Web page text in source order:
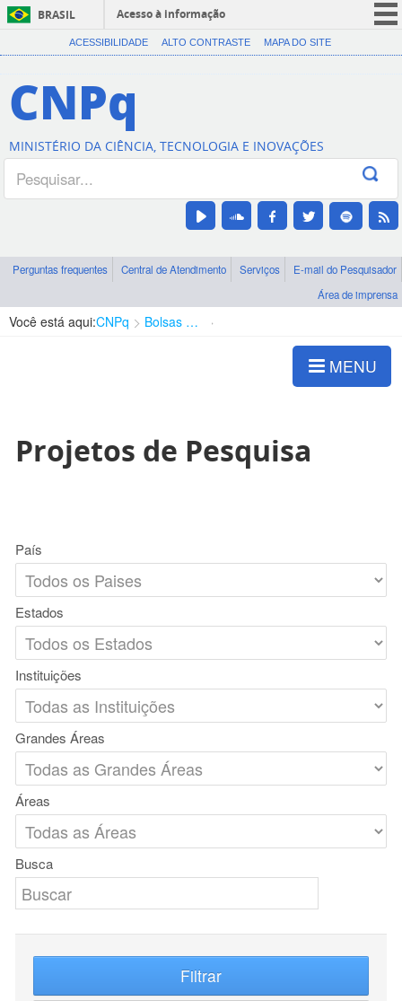
BRASIL
Acesso à informação
CORONAVÍRUS (COVID-19)
Canais
ACESSIBILIDADE ALTO CONTRASTE MAPA DO SITE
CNPq
MINISTÉRIO DA CIÊNCIA, TECNOLOGIA E INOVAÇÕES
Perguntas frequentes Central de Atendimento Serviços
E-mail do Pesquisador
Área de imprensa
Você está aqui:CNPq Bolsas e Auxílios Vigentes
MENU
Projetos de Pesquisa
País
Estados
Instituições
Grandes Áreas
Áreas
Busca
Filtrar